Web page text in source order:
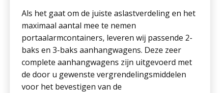
Als het gaat om de juiste aslastverdeling en het
maximaal aantal mee te nemen
portaalarmcontainers, leveren wij passende 2-
baks en 3-baks aanhangwagens. Deze zeer
complete aanhangwagens zijn uitgevoerd met
de door u gewenste vergrendelingsmiddelen
voor het bevestigen van de